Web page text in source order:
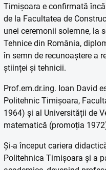
Timișoara e confirmată
de la Facultatea de
unei ceremonii solemne, la
Tehnice din România,
în semn de recunoaștere a
științei și tehnicii.
Prof.em.dr.ing. Ioan David
Politehnic Timișoara,
1964) și al Universității de
matematică (promoția
Și-a început cariera
Politehnica Timișoara și a